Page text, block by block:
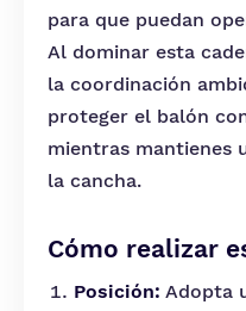
para que puedan
Al dominar esta
la coordinación
proteger el balón
mientras mantienes
la cancha.
Cómo realizar
Posición: Adopta